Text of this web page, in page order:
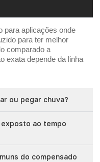
para aplicações onde
para ter melhor
comparado a
exata depende da linha
ou pegar chuva?
ao tempo
do compensado